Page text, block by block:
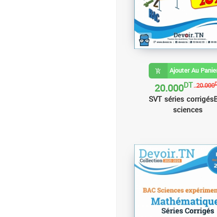
Ajouter Au
20.000
20.000DT
SVT séries
sciences